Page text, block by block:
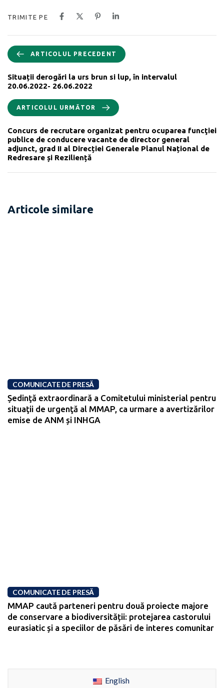
TRIMITE PE
ARTICOLUL PRECEDENT
Situații derogări la urs brun si lup, în intervalul
20.06.2022- 26.06.2022
ARTICOLUL URMĂTOR
Concurs de recrutare organizat pentru ocuparea funcţiei
publice de conducere vacante de director general
adjunct, grad II al Direcției Generale Planul Național de
Redresare și Reziliență
Articole similare
COMUNICATE DE PRESĂ
Ședinţă extraordinară a Comitetului ministerial pentru
situaţii de urgenţă al MMAP, ca urmare a avertizărilor
emise de ANM și INHGA
COMUNICATE DE PRESĂ
MMAP caută parteneri pentru două proiecte majore
de conservare a biodiversității: protejarea castorului
eurasiatic și a speciilor de păsări de interes comunitar
English